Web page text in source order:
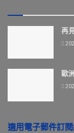
再
歐
適用電子郵件訂